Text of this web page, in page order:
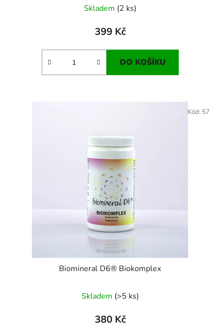
Skladem (2 ks)
399 Kč
DO KOŠÍKU
Biomineral D6® Biokomplex
Skladem (>5 ks)
380 Kč
Kód: 57